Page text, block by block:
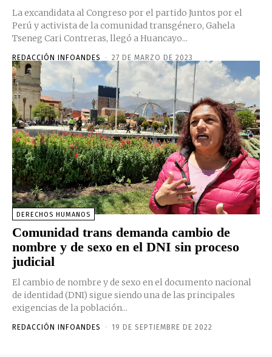
La excandidata al Congreso por el partido Juntos por el
Perú y activista de la comunidad transgénero, Gahela
Tseneg Cari Contreras, llegó a Huancayo...
REDACCIÓN INFOANDES - 27 DE MARZO DE 2023
DERECHOS HUMANOS
Comunidad trans demanda cambio de
nombre y de sexo en el DNI sin proceso
judicial
El cambio de nombre y de sexo en el documento nacional
de identidad (DNI) sigue siendo una de las principales
exigencias de la población...
REDACCIÓN INFOANDES - 19 DE SEPTIEMBRE DE 2022